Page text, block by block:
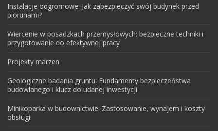
Instalacje odgromowe: Jak zabezpieczyć swój budynek przed
piorunami?
Wiercenie w posadzkach przemysłowych: bezpieczne techniki i
przygotowanie do efektywnej pracy
Projekty marzen
Geologiczne badania gruntu: Fundamenty bezpieczeństwa
budowlanego i klucz do udanej inwestycji
Minikoparka w budownictwie: Zastosowanie, wynajem i koszty
obsługi